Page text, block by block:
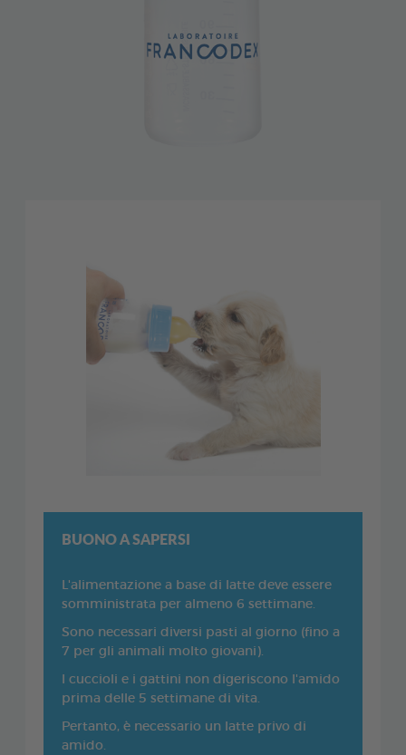
BUONO A SAPERSI
L'alimentazione a base di latte deve essere
somministrata per almeno 6 settimane.
Sono necessari diversi pasti al giorno (fino a
7 per gli animali molto giovani).
I cuccioli e i gattini non digeriscono l'amido
prima delle 5 settimane di vita.
Pertanto, è necessario un latte privo di
amido.